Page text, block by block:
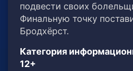
подвести своих
Финальную точку
Бродхёрст.
Категория
12+